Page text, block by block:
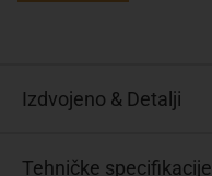
Izdvojeno & Detalji
3EGG1-
Tehničke specifikacije